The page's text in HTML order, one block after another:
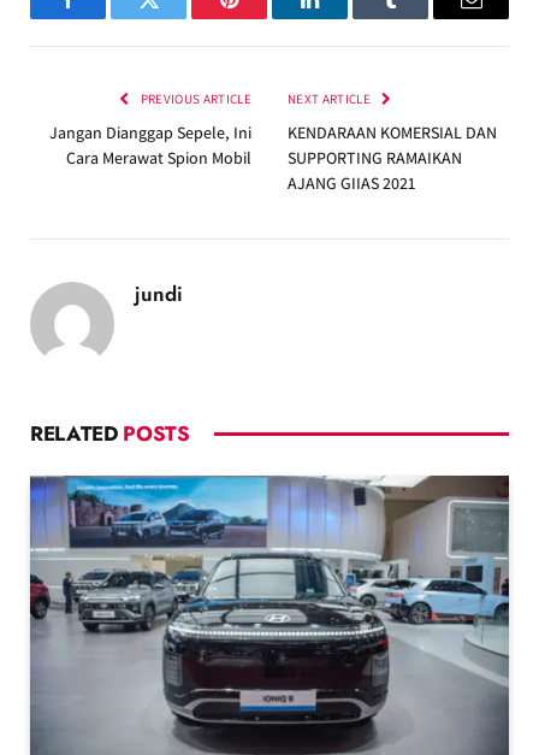
FacebookTwitter Pinterest LinkedInTumblr Email
PREVIOUS ARTICLE
Jangan Dianggap Sepele, Ini
Cara Merawat Spion Mobil
NEXT ARTICLE
KENDARAAN KOMERSIAL DAN
SUPPORTING RAMAIKAN
AJANG GIIAS 2021
jundi
RELATED POSTS